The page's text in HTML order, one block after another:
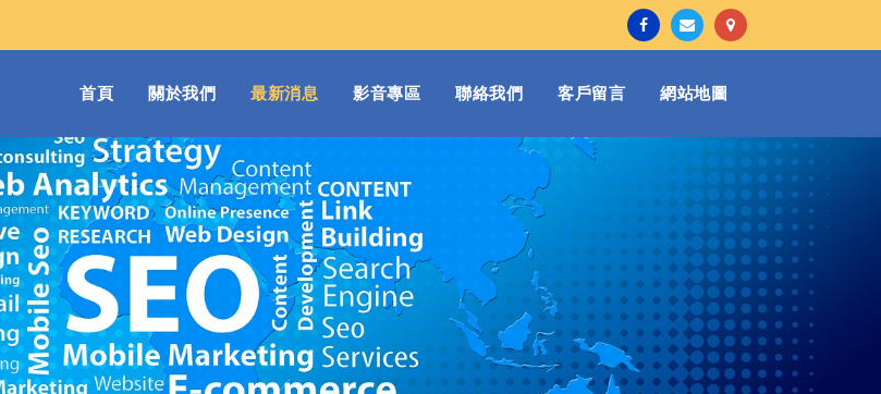
首頁(current)
關於我們 最新消息 影音專區 聯絡我們 客戶留言 網站地圖